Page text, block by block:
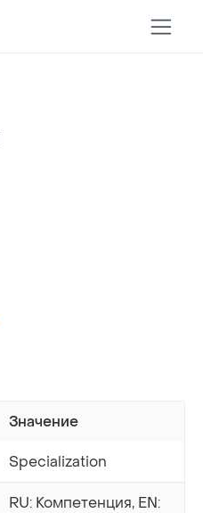
Значение
Specialization
RU: Компетенция, EN: